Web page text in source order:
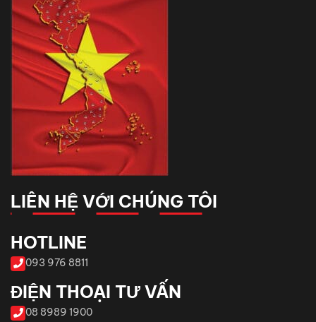
LIÊN HỆ VỚI CHÚNG TÔI
HOTLINE
093 976 8811
ĐIỆN THOẠI TƯ VẤN
08 8989 1900